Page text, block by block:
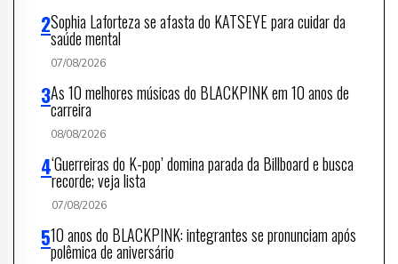
Sophia Laforteza se afasta do KATSEYE para cuidar da
saúde mental
07/08/2026
As 10 melhores músicas do BLACKPINK em 10 anos de
carreira
08/08/2026
‘Guerreiras do K-pop’ domina parada da Billboard e busca
recorde; veja lista
07/08/2026
10 anos do BLACKPINK: integrantes se pronunciam após
polêmica de aniversário